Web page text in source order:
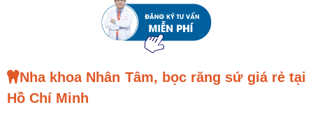
Nha khoa Nhân Tâm, bọc răng sứ giá rẻ tại
Hồ Chí Minh